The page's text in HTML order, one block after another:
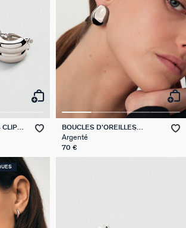
BOUCLES D'OREILLES
PENDANTES ODYSSÉE
Argenté
70 €